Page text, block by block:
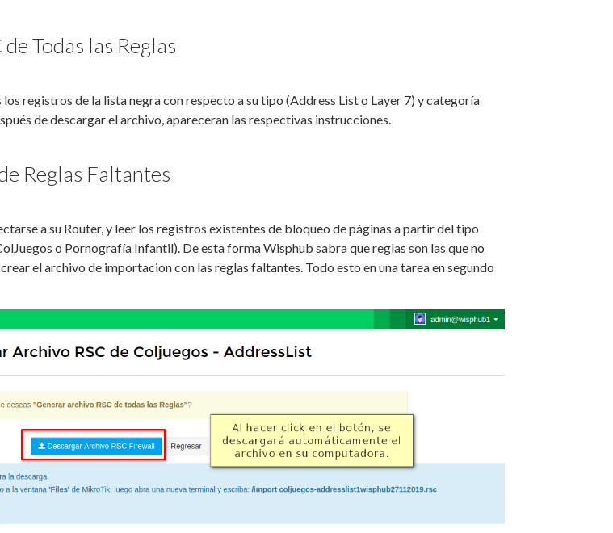
Todas las Reglas
registros de la lista negra con respecto a su tipo (Address List o Layer 7) y categoría
de descargar el archivo, apareceran las respectivas instrucciones.
Reglas Faltantes
a su Router, y leer los registros existentes de bloqueo de páginas a partir del tipo
o Pornografía Infantil). De esta forma Wisphub sabra que reglas son las que no
el archivo de importacion con las reglas faltantes. Todo esto en una tarea en segundo